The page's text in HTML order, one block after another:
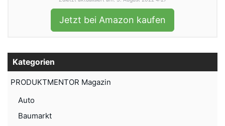
Jetzt bei Amazon kaufen
Kategorien
PRODUKTMENTOR Magazin
Auto
Baumarkt